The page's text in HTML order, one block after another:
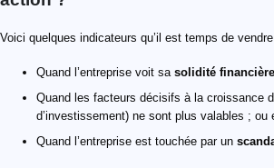
Voici quelques indicateurs qu’il est temps de
Quand l’entreprise voit sa solidité
Quand les facteurs décisifs à la croissance
d’investissement) ne sont plus valables ; ou
Quand l’entreprise est touchée par un